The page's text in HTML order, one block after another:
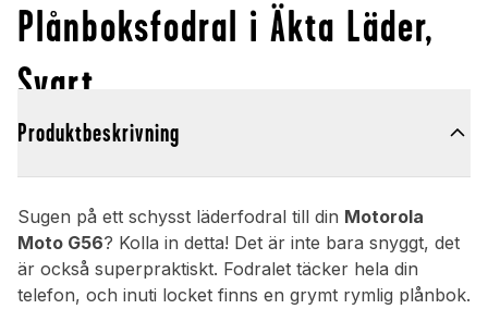
Plånboksfodral i Äkta Läder,
Svart
Produktbeskrivning
Sugen på ett schysst läderfodral till din Motorola
Moto G56? Kolla in detta! Det är inte bara snyggt, det
är också superpraktiskt. Fodralet täcker hela din
telefon, och inuti locket finns en grymt rymlig plånbok.